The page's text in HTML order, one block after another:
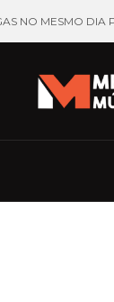
NO MESMO DIA